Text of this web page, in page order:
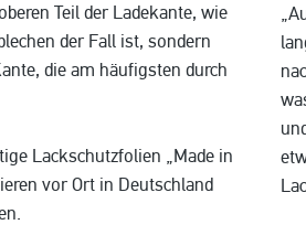
Teil der Ladekante, wie
der Fall ist, sondern
die am häufigsten durch
Lackschutzfolien „Made in
vor Ort in Deutschland